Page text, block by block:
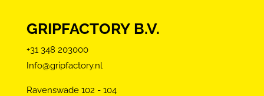
GRIPFACTORY B.V.
+31 348 203000
Info@gripfactory.nl
Ravenswade 102 - 104